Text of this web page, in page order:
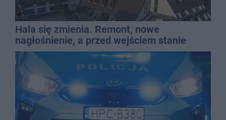
Hala się zmienia. Remont, nowe
nagłośnienie, a przed wejściem stanie
QEMETICA ARENA